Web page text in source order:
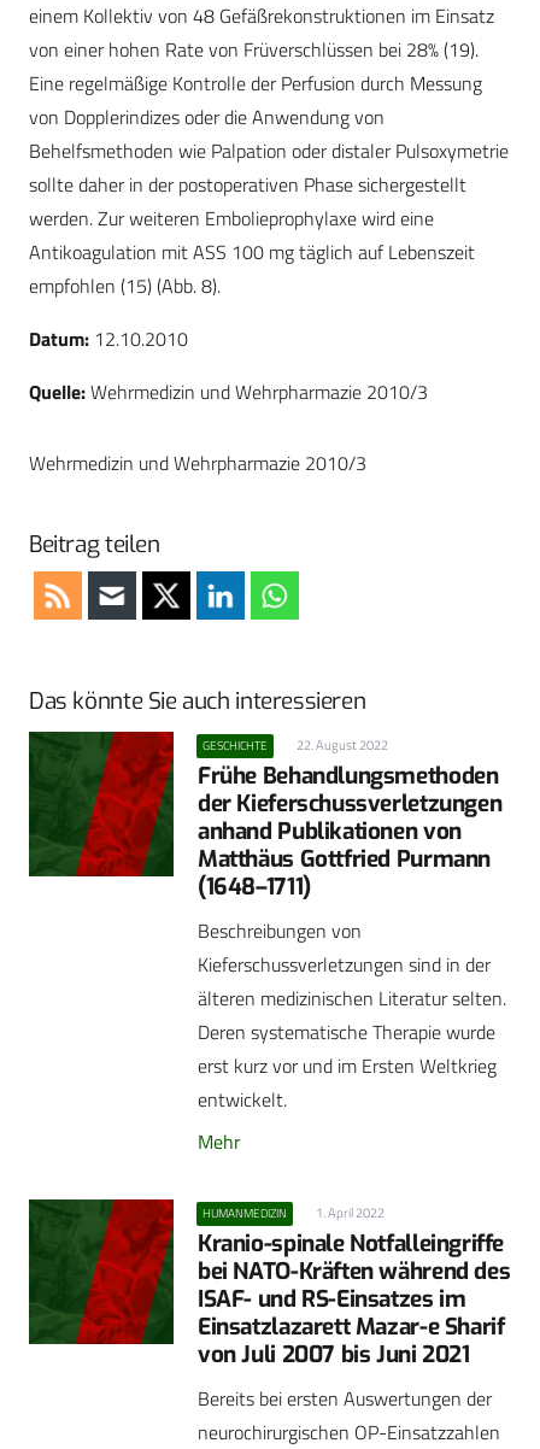
einem Kollektiv von 48 Gefäßrekonstruktionen im Einsatz
von einer hohen Rate von Früverschlüssen bei 28% (19).
Eine regelmäßige Kontrolle der Perfusion durch Messung
von Dopplerindizes oder die Anwendung von
Behelfsmethoden wie Palpation oder distaler Pulsoxymetrie
sollte daher in der postoperativen Phase sichergestellt
werden. Zur weiteren Embolieprophylaxe wird eine
Antikoagulation mit ASS 100 mg täglich auf Lebenszeit
empfohlen (15) (Abb. 8).
Datum: 12.10.2010
Quelle:Wehrmedizin und Wehrpharmazie 2010/3
Wehrmedizin und Wehrpharmazie 2010/3
Beitrag teilen
Das könnte Sie auch interessieren
GESCHICHTE 22. August 2022
Frühe Behandlungsmethoden
der ­Kieferschussverletzungen
anhand Publikationen von
Matthäus Gottfried Purmann
(1648–1711)
Beschreibungen von
Kieferschussverletzungen sind in der
älteren medizinischen Literatur selten.
Deren systematische Therapie wurde
erst kurz vor und im Ersten Weltkrieg
entwickelt.
Mehr
HUMANMEDIZIN 1. April 2022
Kranio-spinale Notfalleingriffe
bei NATO-Kräften während des
ISAF- und RS-Einsatzes im
Einsatzlazarett Mazar-e Sharif
von Juli 2007 bis Juni 2021
Bereits bei ersten Auswertungen der
neurochirurgischen OP-Einsatzzahlen